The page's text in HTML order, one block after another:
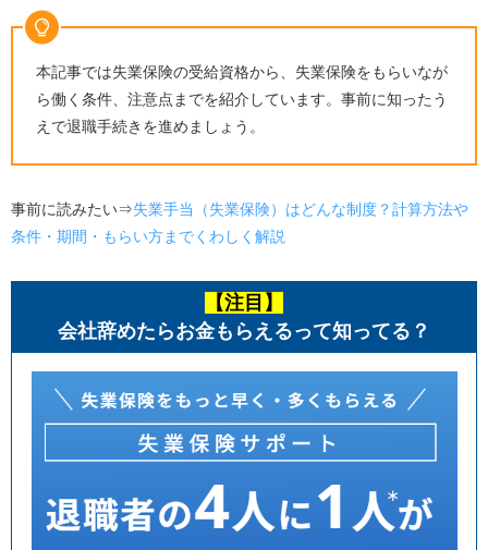
本記事では失業保険の受給資格から、失業保険をもらいなが
ら働く条件、注意点までを紹介しています。事前に知ったう
えで退職手続きを進めましょう。
事前に読みたい⇒失業手当（失業保険）はどんな制度？計算方法や
条件・期間・もらい方までくわしく解説
【注目】
会社辞めたらお金もらえるって知ってる？